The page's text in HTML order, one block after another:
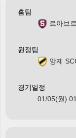
홈팀
르아브
원정팀
앙제
경기일정
01/05(월)